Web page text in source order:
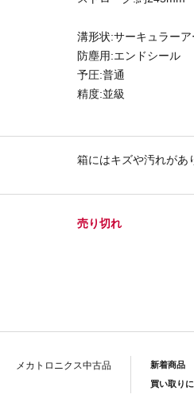
溝形状:サーキュラー
防塵用:エンドシール
予圧:普通
精度:並級
箱にはキズや汚れがあ
売り切れ
メカトロニクス中古品
新着商品
買い取り